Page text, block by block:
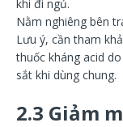
khi đi ngủ.
Nằm nghiêng bên
Lưu ý, cần tham
thuốc kháng acid
sắt khi dùng chung.
2.3 Giảm